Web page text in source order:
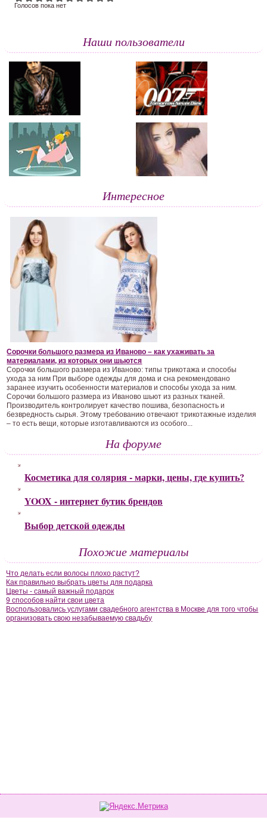
Голосов пока нет
Наши пользователи
Интересное
Сорочки большого размера из Иваново – как ухаживать за
материалами, из которых они шьются
Сорочки большого размера из Иваново: типы трикотажа и способы
ухода за ним При выборе одежды для дома и сна рекомендовано
заранее изучить особенности материалов и способы ухода за ним.
Сорочки большого размера из Иваново шьют из разных тканей.
Производитель контролирует качество пошива, безопасность и
безвредность сырья. Этому требованию отвечают трикотажные изделия
– то есть вещи, которые изготавливаются из особого...
На форуме
Косметика для солярия - марки, цены, где купить?
YOOX - интернет бутик брендов
Выбор детской одежды
Похожие материалы
Что делать если волосы плохо растут?
Как правильно выбрать цветы для подарка
Цветы - самый важный подарок
9 способов найти свои цвета
Воспользовались услугами свадебного агентства в Москве для того чтобы
организовать свою незабываемую свадьбу